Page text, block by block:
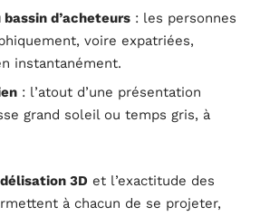
d’acheteurs : les personnes
voire expatriées,
instantanément.
: l’atout d’une présentation
grand soleil ou temps gris, à
3D et l’exactitude des
à chacun de se projeter,